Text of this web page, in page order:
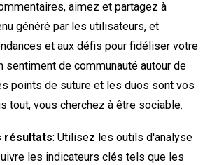
aimez et partagez à
généré par les utilisateurs, et
et aux défis pour fidéliser votre
sentiment de communauté autour de
points de suture et les duos sont vos
tout, vous cherchez à être sociable.
résultats: Utilisez les outils d'analyse
les indicateurs clés tels que les